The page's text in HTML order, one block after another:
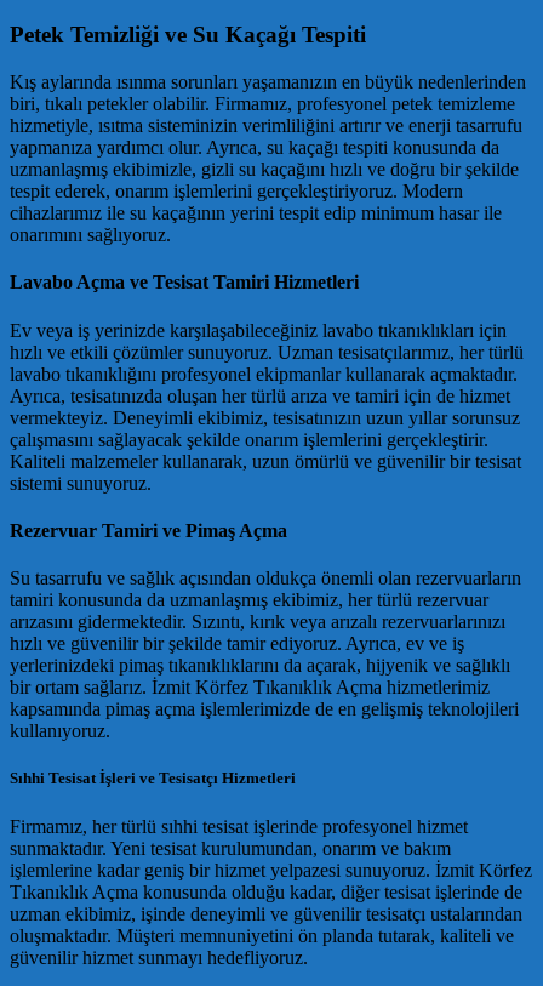
Petek Temizliği ve Su Kaçağı Tespiti
Kış aylarında ısınma sorunları yaşamanızın en büyük nedenlerinden
biri, tıkalı petekler olabilir. Firmamız, profesyonel petek temizleme
hizmetiyle, ısıtma sisteminizin verimliliğini artırır ve enerji tasarrufu
yapmanıza yardımcı olur. Ayrıca, su kaçağı tespiti konusunda da
uzmanlaşmış ekibimizle, gizli su kaçağını hızlı ve doğru bir şekilde
tespit ederek, onarım işlemlerini gerçekleştiriyoruz. Modern
cihazlarımız ile su kaçağının yerini tespit edip minimum hasar ile
onarımını sağlıyoruz.
Lavabo Açma ve Tesisat Tamiri Hizmetleri
Ev veya iş yerinizde karşılaşabileceğiniz lavabo tıkanıklıkları için
hızlı ve etkili çözümler sunuyoruz. Uzman tesisatçılarımız, her türlü
lavabo tıkanıklığını profesyonel ekipmanlar kullanarak açmaktadır.
Ayrıca, tesisatınızda oluşan her türlü arıza ve tamiri için de hizmet
vermekteyiz. Deneyimli ekibimiz, tesisatınızın uzun yıllar sorunsuz
çalışmasını sağlayacak şekilde onarım işlemlerini gerçekleştirir.
Kaliteli malzemeler kullanarak, uzun ömürlü ve güvenilir bir tesisat
sistemi sunuyoruz.
Rezervuar Tamiri ve Pimaş Açma
Su tasarrufu ve sağlık açısından oldukça önemli olan rezervuarların
tamiri konusunda da uzmanlaşmış ekibimiz, her türlü rezervuar
arızasını gidermektedir. Sızıntı, kırık veya arızalı rezervuarlarınızı
hızlı ve güvenilir bir şekilde tamir ediyoruz. Ayrıca, ev ve iş
yerlerinizdeki pimaş tıkanıklıklarını da açarak, hijyenik ve sağlıklı
bir ortam sağlarız. İzmit Körfez Tıkanıklık Açma hizmetlerimiz
kapsamında pimaş açma işlemlerimizde de en gelişmiş teknolojileri
kullanıyoruz.
Sıhhi Tesisat İşleri ve Tesisatçı Hizmetleri
Firmamız, her türlü sıhhi tesisat işlerinde profesyonel hizmet
sunmaktadır. Yeni tesisat kurulumundan, onarım ve bakım
işlemlerine kadar geniş bir hizmet yelpazesi sunuyoruz. İzmit Körfez
Tıkanıklık Açma konusunda olduğu kadar, diğer tesisat işlerinde de
uzman ekibimiz, işinde deneyimli ve güvenilir tesisatçı ustalarından
oluşmaktadır. Müşteri memnuniyetini ön planda tutarak, kaliteli ve
güvenilir hizmet sunmayı hedefliyoruz.